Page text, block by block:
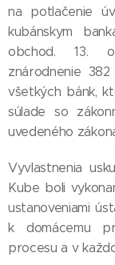
na potlačenie
kubánskym
obchod. 13.
znárodnenie
všetkých bánk,
súlade so
uvedeného
Vyvlastnenia
Kube boli
ustanoveniami
k domácemu
procesu a v